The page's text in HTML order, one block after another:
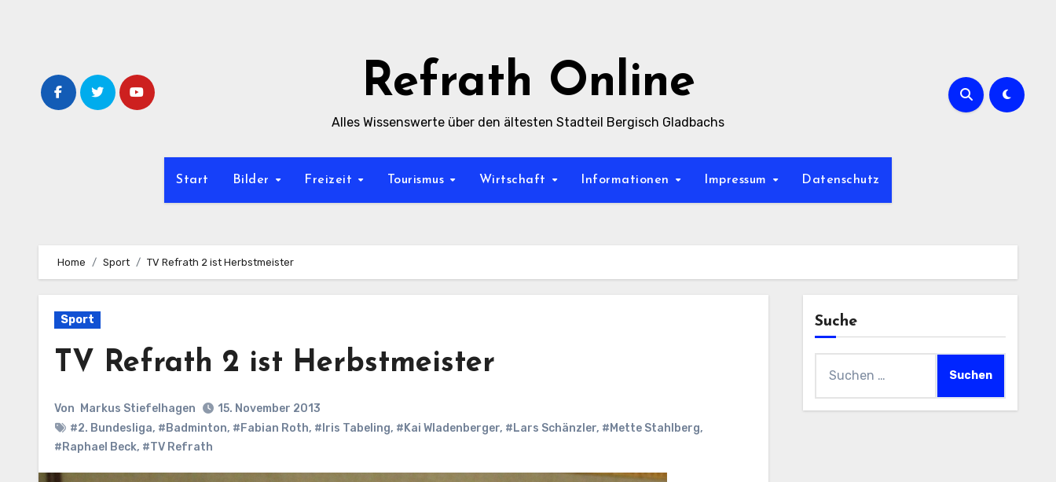
Refrath Online
Alles Wissenswerte über den ältesten Stadteil Bergisch Gladbachs
Start Bilder Freizeit Tourismus Wirtschaft Informationen Impressum Datenschutz
Home Sport TV Refrath 2 ist Herbstmeister
Sport
TV Refrath 2 ist Herbstmeister
Von Markus Stiefelhagen
15. November 2013
#2. Bundesliga, #Badminton, #Fabian Roth, #Iris Tabeling, #Kai Wladenberger, #Lars Schänzler, #Mette Stahlberg,
#Raphael Beck, #TV Refrath
Suche
nach: